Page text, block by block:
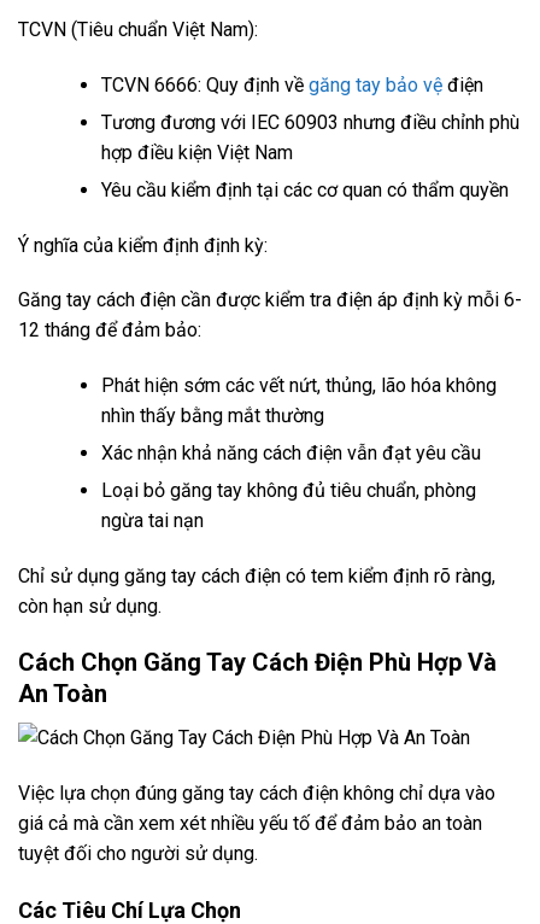
TCVN (Tiêu chuẩn Việt Nam):
TCVN 6666: Quy định về găng tay bảo vệđiện
Tương đương với IEC 60903 nhưng điều chỉnh phù
hợp điều kiện Việt Nam
Yêu cầu kiểm định tại các cơ quan có thẩm quyền
Ý nghĩa của kiểm định định kỳ:
Găng tay cách điện cần được kiểm tra điện áp định kỳ mỗi 6-
12 tháng để đảm bảo:
Phát hiện sớm các vết nứt, thủng, lão hóa không
nhìn thấy bằng mắt thường
Xác nhận khả năng cách điện vẫn đạt yêu cầu
Loại bỏ găng tay không đủ tiêu chuẩn, phòng
ngừa tai nạn
Chỉ sử dụng găng tay cách điện có tem kiểm định rõ ràng,
còn hạn sử dụng.
Cách Chọn Găng Tay Cách Điện Phù Hợp Và
An Toàn
Việc lựa chọn đúng găng tay cách điện không chỉ dựa vào
giá cả mà cần xem xét nhiều yếu tố để đảm bảo an toàn
tuyệt đối cho người sử dụng.
Các Tiêu Chí Lựa Chọn